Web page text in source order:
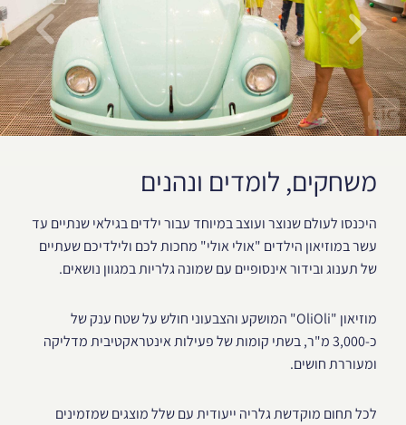
משחקים, לומדים ונהנים
היכנסו לעולם שנוצר ועוצב במיוחד עבור ילדים בגילאי שנתיים עד
עשר במוזיאון הילדים "אולי אולי" מחכות לכם ולילדיכם שעתיים
של תענוג ובידור אינסופיים עם שמונה גלריות במגוון נושאים.
מוזיאון "OliOli" המושקע והצבעוני חולש על שטח ענק של
כ-3,000 מ"ר, בשתי קומות של פעילות אינטראקטיבית מדליקה
ומעוררת חושים.
לכל תחום מוקדשת גלריה ייעודית עם שלל מוצגים שמזמינים